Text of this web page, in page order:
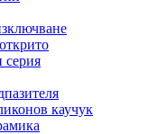
серия
каучук